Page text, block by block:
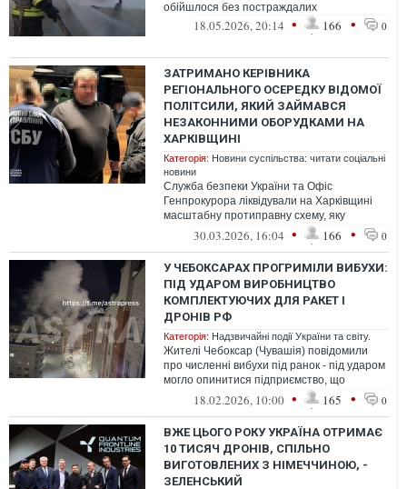
обійшлося без постраждалих
18.05.2026, 20:14 • 166 • 0
ЗАТРИМАНО КЕРІВНИКА
РЕГІОНАЛЬНОГО ОСЕРЕДКУ ВІДОМОЇ
ПОЛІТСИЛИ, ЯКИЙ ЗАЙМАВСЯ
НЕЗАКОННИМИ ОБОРУДКАМИ НА
ХАРКІВЩИНІ
Категорія: Новини суспільства: читати соціальні
новини
Служба безпеки України та Офіс
Генпрокурора ліквідували на Харківщині
масштабну протиправну схему, яку
організували керівник філії великого
30.03.2026, 16:04 • 166 • 0
У ЧЕБОКСАРАХ ПРОГРИМІЛИ ВИБУХИ:
ПІД УДАРОМ ВИРОБНИЦТВО
КОМПЛЕКТУЮЧИХ ДЛЯ РАКЕТ І
ДРОНІВ РФ
Категорія: Надзвичайні події України та світу.
Жителі Чебоксар (Чувашія) повідомили
про численні вибухи під ранок - під ударом
могло опинитися підприємство, що
виробляє комплектуючі для російських ...
18.02.2026, 10:00 • 165 • 0
ВЖЕ ЦЬОГО РОКУ УКРАЇНА ОТРИМАЄ
10 ТИСЯЧ ДРОНІВ, СПІЛЬНО
ВИГОТОВЛЕНИХ З НІМЕЧЧИНОЮ, -
ЗЕЛЕНСЬКИЙ